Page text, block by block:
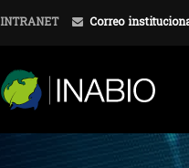
INTRANET Correo